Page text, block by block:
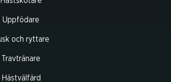
Uppfödare
och ryttare
Travtränare
Hästvälfärd